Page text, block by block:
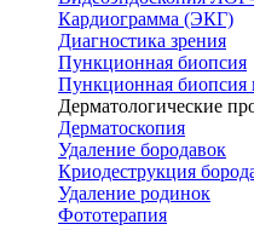
Кардиограмма (ЭКГ)
Диагностика зрения
Пункционная биопсия
Пункционная биопсия
Дерматологические
Дерматоскопия
Удаление бородавок
Криодеструкция
Удаление родинок
Фототерапия